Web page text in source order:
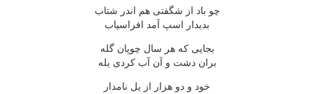
چو باد از شگفتی هم اندر شتاب
بدیدار اسپ آمد افراسیاب
بجایی که هر سال چوپان گله
بران دشت و آن آب کردی یله
خود و دو هزار از یل نامدار